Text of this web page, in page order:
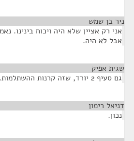
ניר בן שמש
אני רק אציין שלא היה ויכוח בינינו.
אבל לא היה.
שגית אפיק
גם סעיף 2 יורד, שזה קרנות ההשתלמות.
דניאל רימון
נכון.